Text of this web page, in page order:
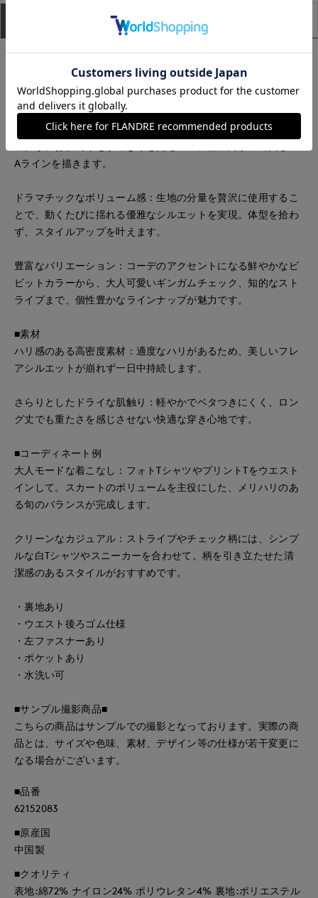
サイズ詳細
級スカート。
■デザイン
ランダムなフロントタック：ウエスト周りに施された深めのタ
Aラインを描きます。
ドラマチックなボリューム感：生地の分量を贅沢に使用するこ
とで、動くたびに揺れる優雅なシルエットを実現。体型を拾わ
ず、スタイルアップを叶えます。
豊富なバリエーション：コーデのアクセントになる鮮やかなビ
ビットカラーから、大人可愛いギンガムチェック、知的なスト
ライプまで、個性豊かなラインナップが魅力です。
■素材
ハリ感のある高密度素材：適度なハリがあるため、美しいフレ
アシルエットが崩れず一日中持続します。
さらりとしたドライな肌触り：軽やかでベタつきにくく、ロン
グ丈でも重たさを感じさせない快適な穿き心地です。
■コーディネート例
大人モードな着こなし：フォトTシャツやプリントTをウエスト
インして。スカートのボリュームを主役にした、メリハリのあ
る旬のバランスが完成します。
クリーンなカジュアル：ストライプやチェック柄には、シンプ
ルな白Tシャツやスニーカーを合わせて。柄を引き立たせた清
潔感のあるスタイルがおすすめです。
・裏地あり
・ウエスト後ろゴム仕様
・左ファスナーあり
・ポケットあり
・水洗い可
■サンプル撮影商品■
こちらの商品はサンプルでの撮影となっております。実際の商
品とは、サイズや色味、素材、デザイン等の仕様が若干変更に
なる場合がございます。
■品番
62152083
■原産国
中国製
■クオリティ
表地:綿72% ナイロン24% ポリウレタン4% 裏地:ポリエステル